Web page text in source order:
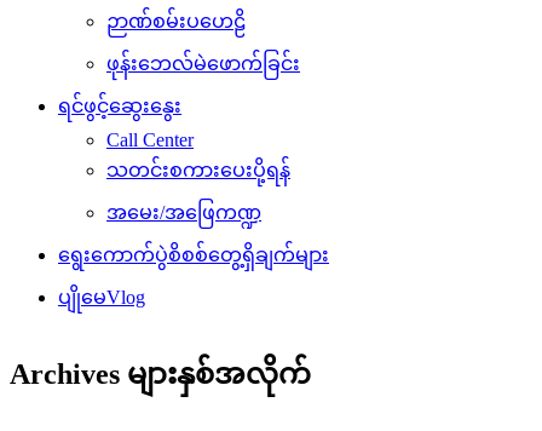
ဉာဏ်စမ်းပဟေဠိ
ဖုန်းဘေလ်မဲဖောက်ခြင်း
ရင်ဖွင့်ဆွေးနွေး
Call Center
သတင်းစကားပေးပို့ရန်
အမေး/အဖြေကဏ္ဍ
ရွေးကောက်ပွဲစိစစ်တွေ့ရှိချက်များ
ပျိုမေVlog
Archives များနှစ်အလိုက်